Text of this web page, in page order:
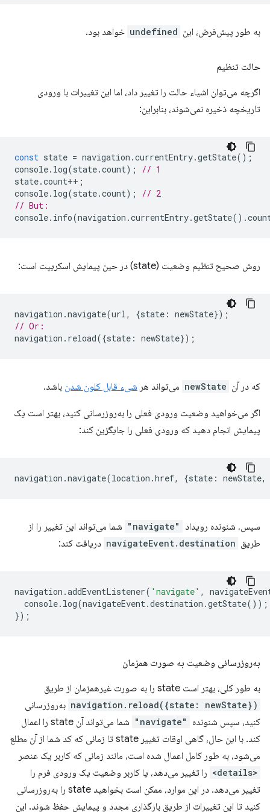
به طور پیش‌فرض، این undefined خواهد بود.
حالت تنظیم
اگرچه می‌توان اشیاء حالت را تغییر داد، اما این تغییرات با ورودی
تاریخچه ذخیره نمی‌شوند، بنابراین:
const state = navigation .currentEntry.getState();
console. log(state.count);
// 1
state.count++ ;
console. log(state.count);
// 2
// But:
console. info(navigation .currentEntry.getState().
روش صحیح تنظیم وضعیت (state) در حین پیمایش اسکریپت است:
navigation .navigate(url, {state : newState});
// Or:
navigation . reload({state : newState});
که در آن newState می‌تواند هر شیء قابل کلون شدن باشد.
اگر می‌خواهید وضعیت ورودی فعلی را به‌روزرسانی کنید، بهتر است یک
پیمایش انجام دهید که ورودی فعلی را جایگزین کند:
navigation .navigate(location .href, {state : newState,
سپس، شنونده رویداد "navigate"
شما می‌تواند این تغییر را از
طریق navigateEvent.destination دریافت کند:
navigation .addEventListener( 'navigate' ,
console. log(navigateEvent.destination .getState());
});
به‌روزرسانی وضعیت به صورت همزمان
به طور کلی، بهتر است state را به صورت غیرهمزمان از طریق
navigation.reload({state: newState}) به‌روزرسانی
کنید، سپس شنونده
"navigate"
شما می‌تواند آن state را اعمال
کند. با این حال، گاهی اوقات تغییر state تا زمانی که کد شما از آن مطلع
می‌شود، به طور کامل اعمال شده است، مانند زمانی که کاربر یک عنصر
<details>
را تغییر می‌دهد، یا کاربر وضعیت یک ورودی فرم را
تغییر می‌دهد. در این موارد، ممکن است بخواهید state را به‌روزرسانی
کنید تا این تغییرات از طریق بارگذاری مجدد و پیمایش حفظ شوند. این